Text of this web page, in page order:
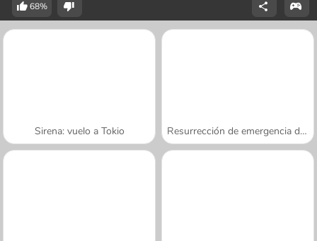
68%
Sirena: vuelo a Tokio Resurrección de emergencia de la sirena